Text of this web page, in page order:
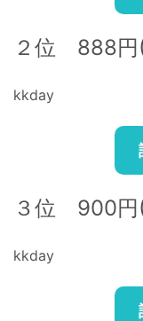
２位 888円
kkday
３位 900円
kkday